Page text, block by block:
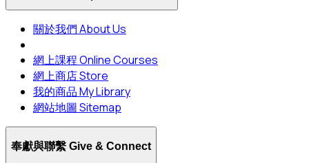
關於我們 About Us
網上課程 Online Courses
網上商店 Store
我的商品 My Library
網站地圖 Sitemap
奉獻與聯繫 Give & Connect